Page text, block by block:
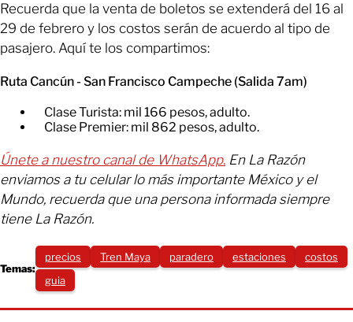
Recuerda que la venta de boletos se extenderá del 16 al
29 de febrero y los costos serán de acuerdo al tipo de
pasajero. Aquí te los compartimos:
Ruta Cancún - San Francisco Campeche (Salida 7am)
Clase Turista: mil 166 pesos, adulto.
​Clase Premier: mil 862 pesos, adulto.
Únete a nuestro canal de WhatsApp. En La Razón
enviamos a tu celular lo más importante México y el
Mundo, recuerda que una persona informada siempre
tiene La Razón.
Temas:
precios Tren Maya paradero estaciones
costos
guia